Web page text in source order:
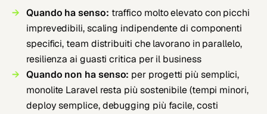
Quando ha senso: traffico molto elevato con picchi
imprevedibili, scaling indipendente di componenti
specifici, team distribuiti che lavorano in parallelo,
resilienza ai guasti critica per il business
Quando non ha senso: per progetti più semplici,
monolite Laravel resta più sostenibile (tempi minori,
deploy semplice, debugging più facile, costi